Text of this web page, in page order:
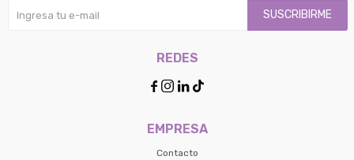
EMPRESA
Contacto
SUSCRIBIRME
REDES
   